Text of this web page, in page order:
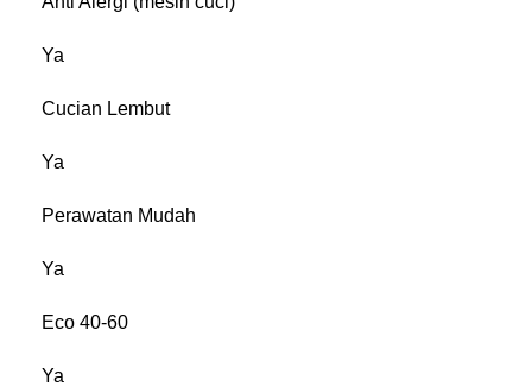
Ya
Cucian Lembut
Ya
Perawatan Mudah
Ya
Eco 40-60
Ya